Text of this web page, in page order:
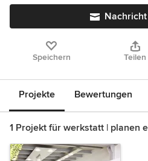
Speichern Teilen
Projekte Bewertungen
1 Projekt für werkstatt | planen